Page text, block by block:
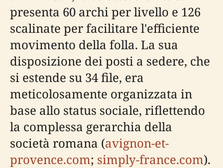
presenta 60 archi per livello e 126
scalinate per facilitare l'efficiente
movimento della folla. La sua
disposizione dei posti a sedere, che
si estende su 34 file, era
meticolosamente organizzata in
base allo status sociale, riflettendo
la complessa gerarchia della
società romana (avignon-et-
provence.com; simply-france.com).